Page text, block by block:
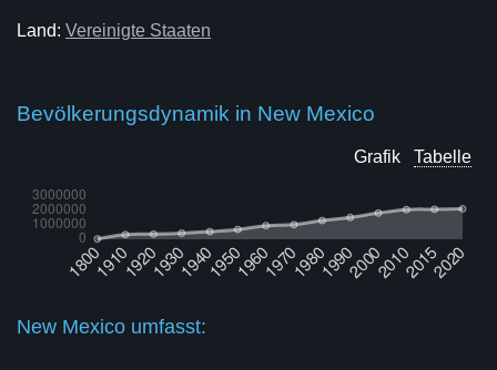
Land: Vereinigte Staaten
Bevölkerungsdynamik in New Mexico
Grafik Tabelle
New Mexico umfasst: